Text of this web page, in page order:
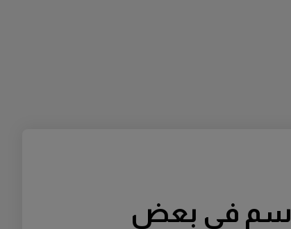
الأرصاد السويدية تحذر: تساقط ثلوج قد يصل إلى 15 سم في بعض